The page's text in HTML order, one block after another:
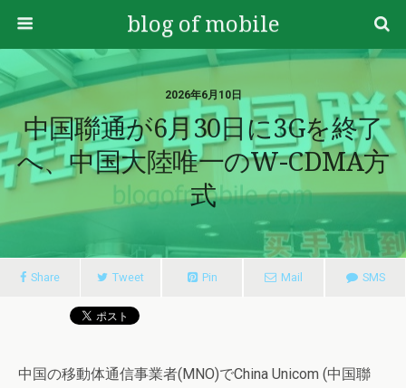
blog of mobile
2026年6月10日
中国聯通が6月30日に3Gを終了
へ、中国大陸唯一のW-CDMA方
式
Share Tweet Pin Mail SMS
中国の移動体通信事業者(MNO)でChina Unicom (中国聯